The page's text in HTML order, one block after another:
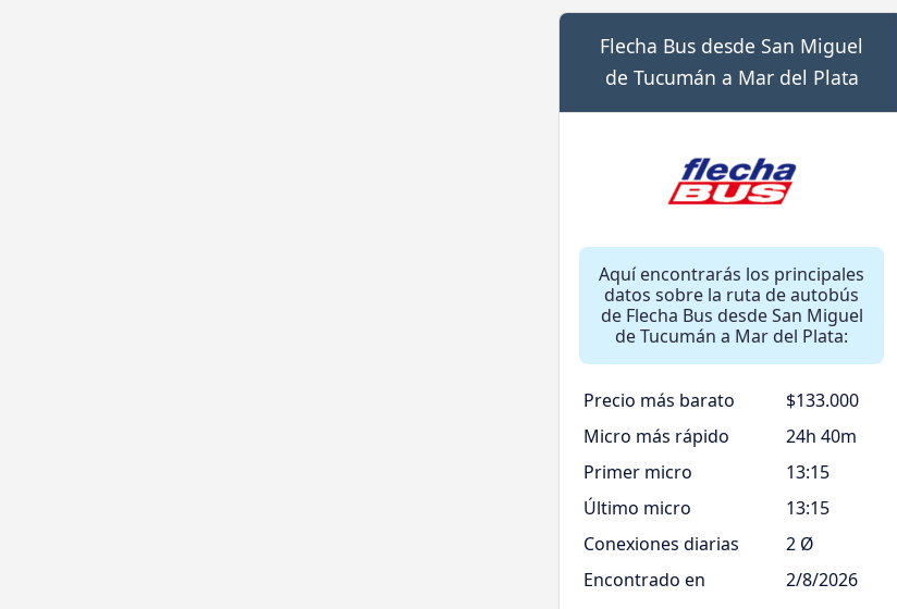
Flecha Bus desde San Miguel
de Tucumán a Mar del Plata
Aquí encontrarás los principales
datos sobre la ruta de autobús
de Flecha Bus desde San Miguel
de Tucumán a Mar del Plata:
Precio más barato
$133.000
Micro más rápido
24h 40m
Primer micro
13:15
Último micro
13:15
Conexiones diarias
2 Ø
Encontrado en
2/8/2026